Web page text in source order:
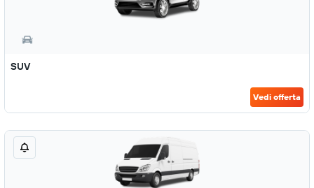
SUV
Vedi offerta